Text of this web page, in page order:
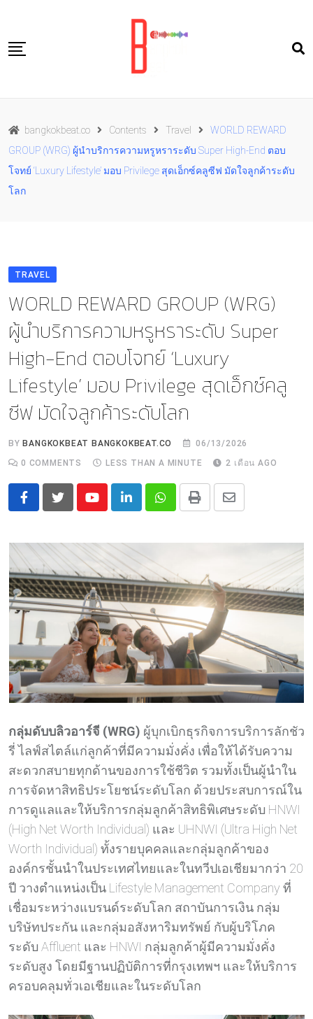
content
Food
Culture
Live well
bangkokbeat.co Contents Travel
WORLD REWARD
GROUP (WRG) ผู้นำบริการความหรูหราระดับ Super High-End ตอบ
โจทย์ ‘Luxury Lifestyle’ มอบ Privilege สุดเอ็กซ์คลูซีฟ มัดใจลูกค้าระดับ
โลก
TRAVEL
WORLD REWARD GROUP (WRG)
ผู้นำบริการความหรูหราระดับ Super
High-End ตอบโจทย์ ‘Luxury
Lifestyle’ มอบ Privilege สุดเอ็กซ์คลู
ซีฟ มัดใจลูกค้าระดับโลก
BY BANGKOKBEAT BANGKOKBEAT.CO
06/13/2026
0 COMMENTS LESS THAN A MINUTE 2 เดือน AGO
YoutubeLinkedInWhatsapp
Print
Share
Email
กลุ่มดับบลิวอาร์จี (WRG) ผู้บุกเบิกธุรกิจการบริการลักชัว
รี่ ไลฟ์สไตล์แก่ลูกค้าที่มีความมั่งคั่ง เพื่อให้ได้รับความ
สะดวกสบายทุกด้านของการใช้ชีวิต รวมทั้งเป็นผู้นำใน
การจัดหาสิทธิประโยชน์ระดับโลก ด้วยประสบการณ์ใน
การดูแลและให้บริการกลุ่มลูกค้าสิทธิพิเศษระดับ HNWI
(High Net Worth Individual) และ UHNWI (Ultra High Net
Worth Individual) ทั้งรายบุคคลและกลุ่มลูกค้าของ
องค์กรชั้นนำในประเทศไทยและในทวีปเอเชียมากว่า 20
ปี วางตำแหน่งเป็น Lifestyle Management Company ที่
เชื่อมระหว่างแบรนด์ระดับโลก สถาบันการเงิน กลุ่ม
บริษัทประกัน และกลุ่มอสังหาริมทรัพย์ กับผู้บริโภค
ระดับ Affluent และ HNWI กลุ่มลูกค้าผู้มีความมั่งคั่ง
ระดับสูง โดยมีฐานปฏิบัติการที่กรุงเทพฯ และให้บริการ
ครอบคลุมทั่วเอเชียและในระดับโลก